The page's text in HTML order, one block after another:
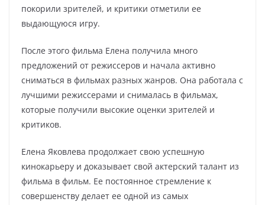
покорили зрителей, и критики отметили ее
выдающуюся игру.
После этого фильма Елена получила много
предложений от режиссеров и начала активно
сниматься в фильмах разных жанров. Она работала с
лучшими режиссерами и снималась в фильмах,
которые получили высокие оценки зрителей и
критиков.
Елена Яковлева продолжает свою успешную
кинокарьеру и доказывает свой актерский талант из
фильма в фильм. Ее постоянное стремление к
совершенству делает ее одной из самых